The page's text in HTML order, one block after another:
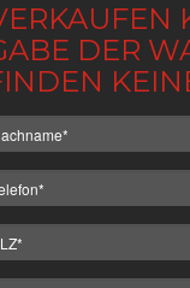
DER